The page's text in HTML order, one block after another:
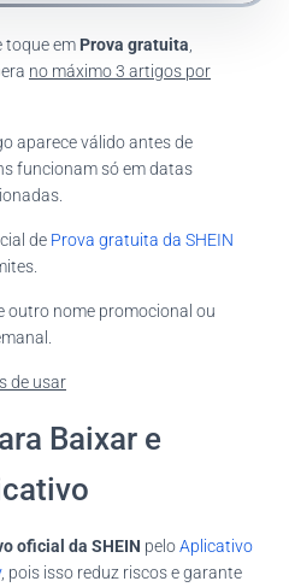
toque em Prova gratuita
no máximo 3 artigos por
aparece válido antes de
funcionam só em datas
de Prova gratuita da SHEIN
outro nome promocional ou
de usar
Baixar e
oficial da SHEIN peloAplicativo
, pois isso reduz riscos e garante